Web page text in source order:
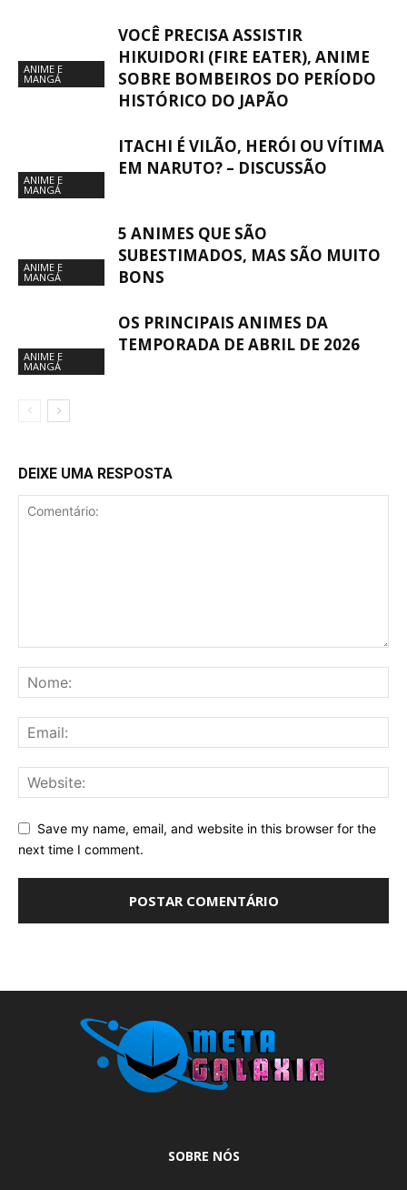
ANIME E
MANGÁ
VOCÊ PRECISA ASSISTIR
HIKUIDORI (FIRE EATER), ANIME
SOBRE BOMBEIROS DO PERÍODO
HISTÓRICO DO JAPÃO
ANIME E
MANGÁ
ITACHI É VILÃO, HERÓI OU VÍTIMA
EM NARUTO? – DISCUSSÃO
ANIME E
MANGÁ
5 ANIMES QUE SÃO
SUBESTIMADOS, MAS SÃO MUITO
BONS
ANIME E
MANGÁ
OS PRINCIPAIS ANIMES DA
TEMPORADA DE ABRIL DE 2026
DEIXE UMA RESPOSTA
Save my name, email, and website in this browser for the
next time I comment.
SOBRE NÓS